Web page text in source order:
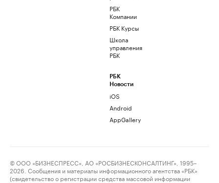
РБК
Компании
РБК Курсы
Школа
управления
РБК
РБК
Новости
iOS
Android
AppGallery
© ООО «БИЗНЕСПРЕСС», АО «РОСБИЗНЕСКОНСАЛТИНГ», 1995–
2026. Сообщения и материалы информационного агентства «РБК»
(свидетельство о регистрации средства массовой информации